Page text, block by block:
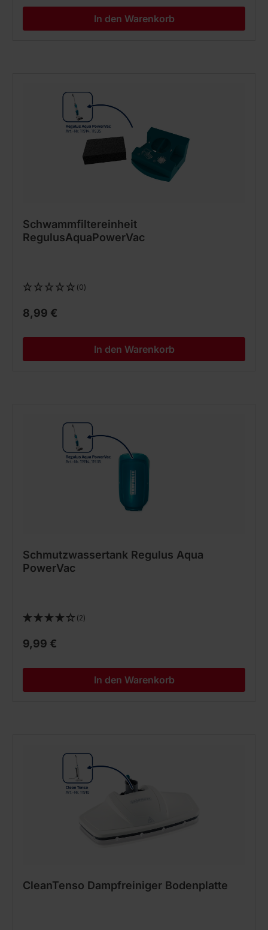
In den Warenkorb
Schwammfiltereinheit
RegulusAquaPowerVac
(0)
8,99 €
In den Warenkorb
Schmutzwassertank Regulus Aqua
PowerVac
(2)
9,99 €
In den Warenkorb
CleanTenso Dampfreiniger Bodenplatte